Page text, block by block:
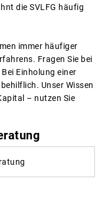
die SVLFG häufig
immer häufiger
Fragen Sie bei
Einholung einer
Unser Wissen
– nutzen Sie